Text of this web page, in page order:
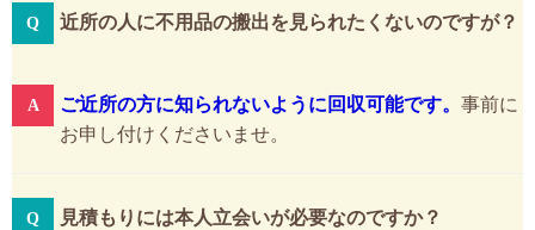
近所の人に不用品の搬出を見られたくないのですが？
ご近所の方に知られないように回収可能です。 事前に
お申し付けくださいませ。
見積もりには本人立会いが必要なのですか？